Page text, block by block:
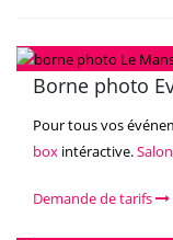
Borne photo
Pour tous vos
box intéractive.Salon
Demande de tarifs